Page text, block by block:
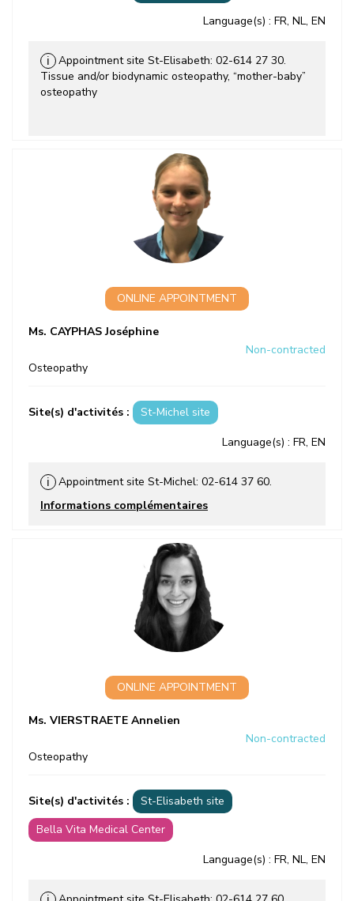
Language(s) : FR, NL, EN
ℹ
Appointment site St-Elisabeth: 02-614 27 30.
Tissue and/or biodynamic osteopathy, “mother-baby”
osteopathy
ONLINE APPOINTMENT
Ms. CAYPHAS Joséphine
Non-contracted
Osteopathy
Site(s) d'activités :
St-Michel site
Language(s) : FR, EN
ℹ
Appointment site St-Michel: 02-614 37 60.
Informations complémentaires
ONLINE APPOINTMENT
Ms. VIERSTRAETE Annelien
Non-contracted
Osteopathy
Site(s) d'activités :
St-Elisabeth site
Bella Vita Medical Center
Language(s) : FR, NL, EN